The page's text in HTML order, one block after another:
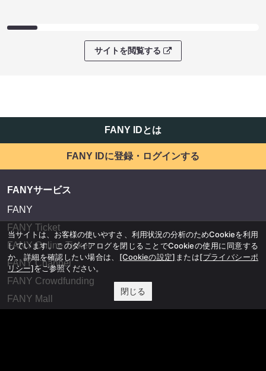
サイトを閲覧する
FANY IDとは
FANY IDに登録・ログインする
FANYサービス
FANY
FANY Ticket
FANY Online Ticket
FANY Channel
FANY Crowdfunding
FANY Mall
当サイトは、お客様の使いやすさ、利用状況の分析のためCookieを利用
しています。このダイアログを閉じることでCookieの使用に同意する
か、詳細を確認したい場合は、 [Cookieの設定] または[プライバシーポ
リシー]をご参照ください。
閉じる